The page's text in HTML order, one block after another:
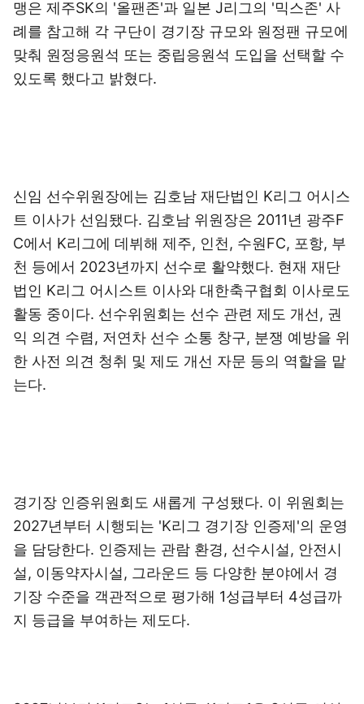
맹은 제주SK의 '올팬존'과 일본 J리그의 '믹스존' 사
례를 참고해 각 구단이 경기장 규모와 원정팬 규모에
맞춰 원정응원석 또는 중립응원석 도입을 선택할 수
있도록 했다고 밝혔다.
신임 선수위원장에는 김호남 재단법인 K리그 어시스
트 이사가 선임됐다. 김호남 위원장은 2011년 광주F
C에서 K리그에 데뷔해 제주, 인천, 수원FC, 포항, 부
천 등에서 2023년까지 선수로 활약했다. 현재 재단
법인 K리그 어시스트 이사와 대한축구협회 이사로도
활동 중이다. 선수위원회는 선수 관련 제도 개선, 권
익 의견 수렴, 저연차 선수 소통 창구, 분쟁 예방을 위
한 사전 의견 청취 및 제도 개선 자문 등의 역할을 맡
는다.
경기장 인증위원회도 새롭게 구성됐다. 이 위원회는
2027년부터 시행되는 'K리그 경기장 인증제'의 운영
을 담당한다. 인증제는 관람 환경, 선수시설, 안전시
설, 이동약자시설, 그라운드 등 다양한 분야에서 경
기장 수준을 객관적으로 평가해 1성급부터 4성급까
지 등급을 부여하는 제도다.